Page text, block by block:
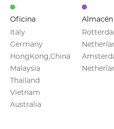
Oficina
Italy
Germany
HongKong,China
Malaysia
Thailand
Vietnam
Australia
Almacén